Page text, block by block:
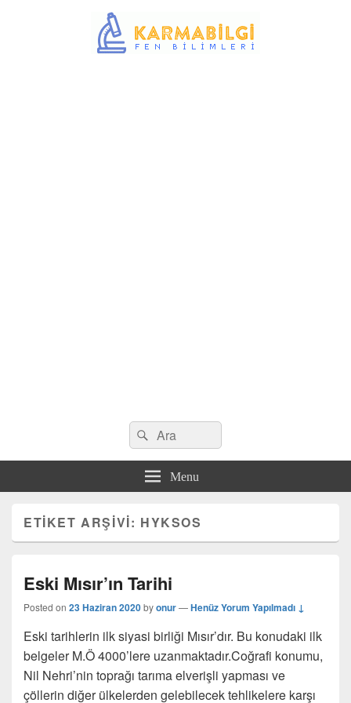
Search
for:
Ara
Menu
ETIKET ARŞIVI: HYKSOS
Eski Mısır’ın Tarihi
Posted on 23 Haziran 2020byonur—Henüz Yorum Yapılmadı ↓
Eski tarihlerin ilk siyasi birliği Mısır’dır. Bu konudaki ilk
belgeler M.Ö 4000’lere uzanmaktadır.Coğrafi konumu,
Nil Nehri’nin toprağı tarıma elverişli yapması ve
çöllerin diğer ülkelerden gelebilecek tehlikelere karşı